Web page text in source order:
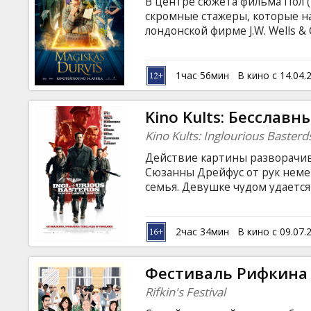
скромные стажеры, которые
лондонской фирме J.W. Wells
магии, привнося
магические практики, а Пол
корпорации. Фильм на
русском языках.
1час 56мин В кино с
Kino Kults:
Kino Kults: Inglourious
Действие картины
Сюзанны Дрейфус от рук
семья. Девушке чудом
лейтенант Альдо Рэйн
«Ублюдками». К ним
выдающая себя за актрису.
диверсанты встречаются в
обидчикам. Фильм будет
2час 34мин В кино с
Фестиваль Рифкина
Rifkin's Festival